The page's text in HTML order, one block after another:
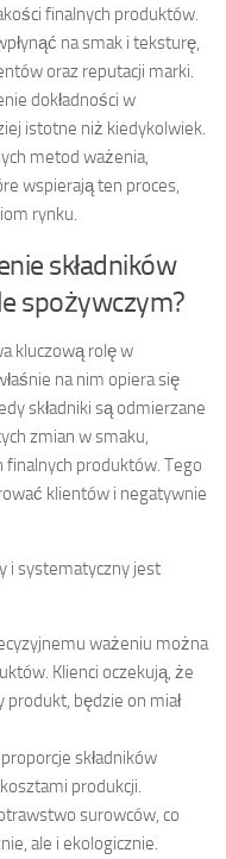
finalnych produktów.
na smak i teksturę,
oraz reputacji marki.
dokładności w
istotne niż kiedykolwiek.
metod ważenia,
wspierają ten proces,
rynku.
składników
spożywczym?
kluczową rolę w
na nim opiera się
składniki są odmierzane
zmian w smaku,
produktów. Tego
klientów i negatywnie
i systematyczny jest
ważeniu można
Klienci oczekują, że
będzie on miał
składników
produkcji.
surowców, co
ale i ekologicznie.